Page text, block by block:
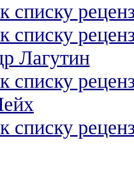
списку
списку
Лагутин
списку
списку